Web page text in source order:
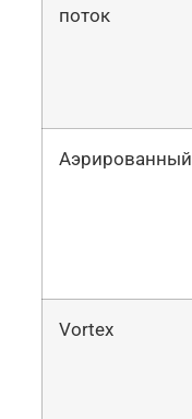
поток
Аэрированный
Vortex